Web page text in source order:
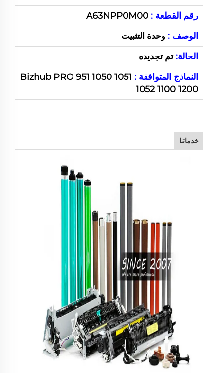
رقم القطعة : A63NPP0M00
الوصف : وحدة التثبيت
الحالة:تم تجديده
النماذج المتوافقة : Bizhub PRO 951 1050 1051
1052 1100 1200
خدماتنا